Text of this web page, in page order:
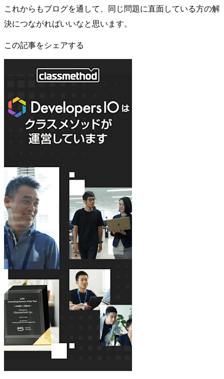
これからもブログを通して、同じ問題に直面している方の解
決につながればいいなと思います。
この記事をシェアする